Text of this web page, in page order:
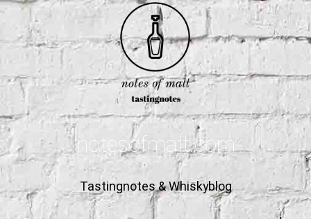
notesofmalt.com
Tastingnotes & Whiskyblog